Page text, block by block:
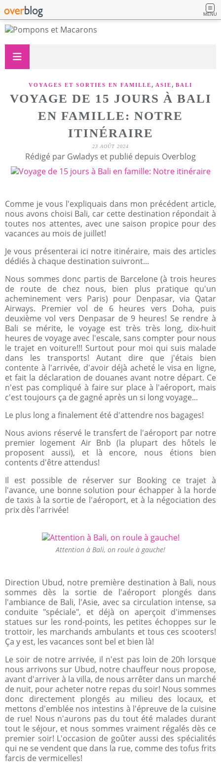
MENU
VOYAGES ET SORTIES EN FAMILLE , ASIE , BALI
VOYAGE DE 15 JOURS À BALI
EN FAMILLE: NOTRE
ITINÉRAIRE
23 AOÛT 2024
Rédigé par Gwladys et publié depuis Overblog
Comme je vous l'expliquais dans mon précédent article,
nous avons choisi Bali, car cette destination répondait à
toutes nos attentes, avec une saison propice pour des
vacances au mois de juillet!
Je vous présenterai ici notre itinéraire, mais des articles
dédiés à chaque destination suivront...
Nous sommes donc partis de Barcelone (à trois heures
de route de chez nous, bien plus pratique qu'un
acheminement vers Paris) pour Denpasar, via Qatar
Airways. Premier vol de 6 heures vers Doha, puis
deuxième vol vers Denpasar de 9 heures! Se rendre à
Bali se mérite, le voyage est très très long, dix-huit
heures de voyage avec l'escale, sans compter pour nous
le trajet en voiture!!! Surtout pour moi qui suis malade
dans les transports! Autant dire que j'étais bien
contente à l'arrivée, d'avoir déjà acheté le visa en ligne,
et fait la déclaration de douanes avant notre départ. Ce
n'est pas compliqué à faire sur place à l'aéroport, mais
c'est toujours ça de gagné après un si long voyage...
Le plus long a finalement été d'attendre nos bagages!
Nous avions réservé le transfert de l'aéroport par notre
premier logement Air Bnb (la plupart des hôtels le
proposent aussi), et là encore, nous étions bien
contents d'être attendus!
Il est possible de réserver sur Booking ce trajet à
l'avance, une bonne solution pour échapper à la horde
de taxis à la sortie de l'aéroport, et à la négociation des
prix dès l'arrivée!
Attention à Bali, on roule à gauche!
Direction Ubud, notre première destination à Bali, nous
sommes dès la sortie de l'aéroport plongés dans
l'ambiance de Bali, l'Asie, avec sa circulation intense, sa
conduite "spéciale", et déjà on aperçoit d'immenses
statues sur les rond-points, les petites échoppes sur le
trottoir, les marchands ambulants et tous ces scooters!
Ça y est, les vacances sont bel et bien là!
Le soir de notre arrivée, il n'est pas loin de 20h lorsque
nous arrivons sur Ubud, notre chauffeur nous propose,
avant d'arriver à la villa, de nous arrêter dans un marché
de nuit, pour acheter notre repas du soir! Nous sommes
donc directement plongés au milieu des locaux, et
mettons d'emblée nos intestins à l'épreuve de la cuisine
de rue! Nous n'aurons pas du tout été malades durant
tout le séjour, et nous sommes vraiment régalés dès ce
premier soir! L'occasion de goûter aussi des spécialités
qui ne se vendent que dans la rue, comme des tofus frits
farcis de vermicelles!